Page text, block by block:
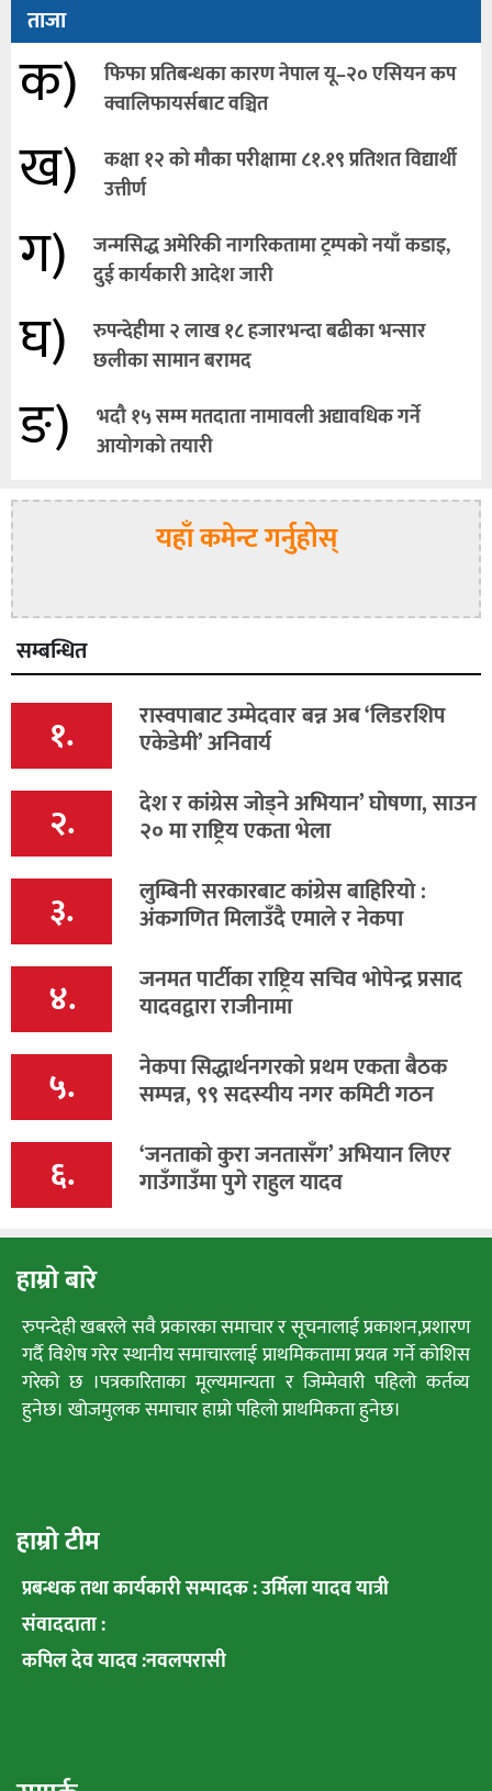
ताजा
क)
फिफा प्रतिबन्धका कारण नेपाल यू–२० एसियन कप
क्वालिफायर्सबाट वञ्चित
ख)
कक्षा १२ को मौका परीक्षामा ८१.१९ प्रतिशत विद्यार्थी
उत्तीर्ण
ग)
जन्मसिद्ध अमेरिकी नागरिकतामा ट्रम्पको नयाँ कडाइ,
दुई कार्यकारी आदेश जारी
घ)
रुपन्देहीमा २ लाख १८ हजारभन्दा बढीका भन्सार
छलीका सामान बरामद
ङ)
भदौ १५ सम्म मतदाता नामावली अद्यावधिक गर्ने
आयोगको तयारी
यहाँ कमेन्ट गर्नुहोस्
सम्बन्धित
१. रास्वपाबाट उम्मेदवार बन्न अब ‘लिडरशिप
एकेडेमी’ अनिवार्य
२. देश र कांग्रेस जोड्ने अभियान’ घोषणा, साउन
२० मा राष्ट्रिय एकता भेला
३. लुम्बिनी सरकारबाट कांग्रेस बाहिरियाे :
अंकगणित मिलाउँदै एमाले र नेकपा
४. जनमत पार्टीका राष्ट्रिय सचिव भोपेन्द्र प्रसाद
यादवद्वारा राजीनामा
५. नेकपा सिद्धार्थनगरको प्रथम एकता बैठक
सम्पन्न, ९९ सदस्यीय नगर कमिटी गठन
६. ‘जनताको कुरा जनतासँग’ अभियान लिएर
गाउँगाउँमा पुगे राहुल यादव
हाम्रो बारे
रुपन्देही खबरले सवै प्रकारका समाचार र सूचनालाई प्रकाशन,प्रशारण
गर्दै विशेष गरेर स्थानीय समाचारलाई प्राथमिकतामा प्रयत्न गर्ने कोशिस
गरेको छ ।पत्रकारिताका मूल्यमान्यता र जिम्मेवारी पहिलो कर्तव्य
हुनेछ। खोजमुलक समाचार हाम्रो पहिलो प्राथमिकता हुनेछ।
हाम्रो टीम
प्रबन्धक तथा कार्यकारी सम्पादक : उर्मिला यादव यात्री
संवाददाता :
कपिल देव यादव :नवलपरासी